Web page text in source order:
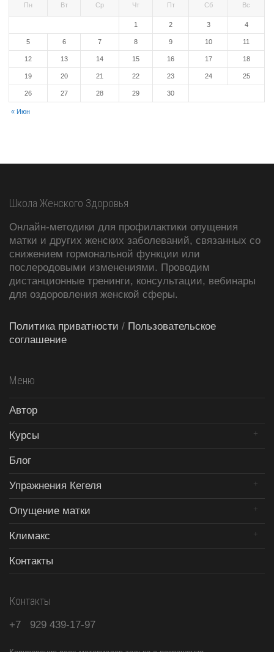
Пн Вт Ср Чт Пт Сб Вс
« Июн
1 2 3 4
5 6 7 8 9 10 11
12 13 14 15 16 17 18
19 20 21 22 23 24 25
26 27 28 29 30
Школа Женского Здоровья
Онлайн-методики для профилактики опущения
матки и других женских заболеваний, связанных со
снижением гормональной функции или
послеродовыми изменениями. Проводим
дистанционные тренинги, консультации, вебинары
для оздоровления женской сферы.
Политика приватности / Пользовательское
соглашение
Меню
Автор
Курсы
Блог
Упражнения Кегеля
Опущение матки
Климакс
Контакты
Контакты
+7 929 439-17-97